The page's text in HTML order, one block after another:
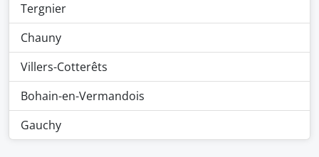
Tergnier
Chauny
Villers-Cotterêts
Bohain-en-Vermandois
Gauchy